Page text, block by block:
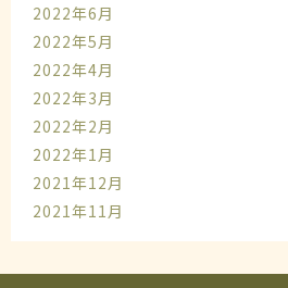
2022年6月
2022年5月
2022年4月
2022年3月
2022年2月
2022年1月
2021年12月
2021年11月